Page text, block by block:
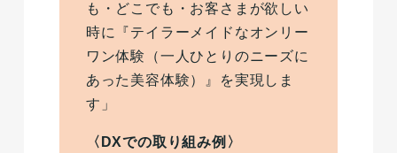
も・どこでも・お客さまが欲しい
時に『テイラーメイドなオンリー
ワン体験（一人ひとりのニーズに
あった美容体験）』を実現しま
す」
〈DXでの取り組み例〉